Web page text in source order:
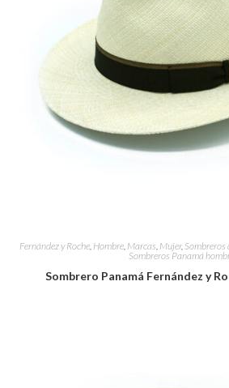
Fernández y Roche, Hombre, Marcas, Mujer, Sombreros
Sombreros Panamá
Sombrero Panamá Fernández y